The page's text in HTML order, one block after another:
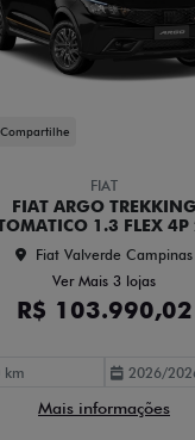
Compartilhe
FIAT
FIAT ARGO TREKKING
1.3 FLEX
Fiat Valverde Campinas
Ver Mais 3 lojas
R$ 103.990,02
km 2026/
Mais informações